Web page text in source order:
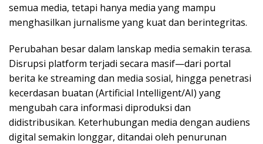
semua media, tetapi hanya media yang mampu
menghasilkan jurnalisme yang kuat dan berintegritas.
Perubahan besar dalam lanskap media semakin terasa.
Disrupsi platform terjadi secara masif—dari portal
berita ke streaming dan media sosial, hingga penetrasi
kecerdasan buatan (Artificial Intelligent/AI) yang
mengubah cara informasi diproduksi dan
didistribusikan. Keterhubungan media dengan audiens
digital semakin longgar, ditandai oleh penurunan